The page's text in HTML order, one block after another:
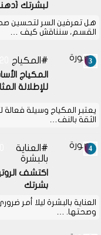
لبشرتك
هل تعرفين السر لتحسين
القسم، سنناقش كيف …
المكياج
المكياج
للإطلالة
يعتبر المكياج وسيلة
الثقة بالنف…
العناية
بالبشرة
اكتشف
بشرتك
العناية بالبشرة ليلا أمر
وصحتها. …